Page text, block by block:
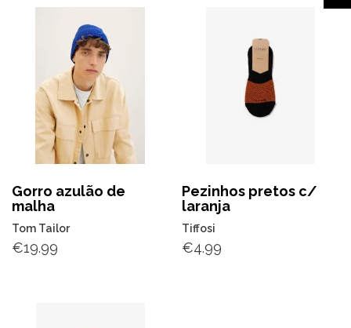
Gorro azulão de
malha
Tom Tailor
€19.99
Pezinhos pretos c/
laranja
Tiffosi
€4.99